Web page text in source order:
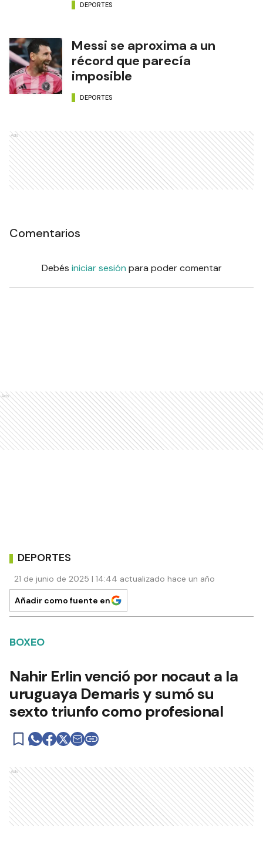
DEPORTES
Messi se aproxima a un
récord que parecía
imposible
DEPORTES
Ads
Comentarios
Debés iniciar sesión para poder comentar
Ads
DEPORTES
21 de junio de 2025 | 14:44 actualizado hace un año
Añadir como fuente en
BOXEO
Nahir Erlin venció por nocaut a la
uruguaya Demaris y sumó su
sexto triunfo como profesional
Ads